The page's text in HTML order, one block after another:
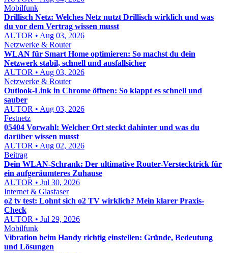
Mobilfunk
Drillisch Netz: Welches Netz nutzt Drillisch wirklich und was
du vor dem Vertrag wissen musst
AUTOR • Aug 03, 2026
Netzwerke & Router
WLAN für Smart Home optimieren: So machst du dein
Netzwerk stabil, schnell und ausfallsicher
AUTOR • Aug 03, 2026
Netzwerke & Router
Outlook-Link in Chrome öffnen: So klappt es schnell und
sauber
AUTOR • Aug 03, 2026
Festnetz
05404 Vorwahl: Welcher Ort steckt dahinter und was du
darüber wissen musst
AUTOR • Aug 02, 2026
Beitrag
Dein WLAN-Schrank: Der ultimative Router-Verstecktrick für
ein aufgeräumteres Zuhause
AUTOR • Jul 30, 2026
Internet & Glasfaser
o2 tv test: Lohnt sich o2 TV wirklich? Mein klarer Praxis-
Check
AUTOR • Jul 29, 2026
Mobilfunk
Vibration beim Handy richtig einstellen: Gründe, Bedeutung
und Lösungen